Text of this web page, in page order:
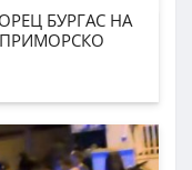
БУРГАС НА